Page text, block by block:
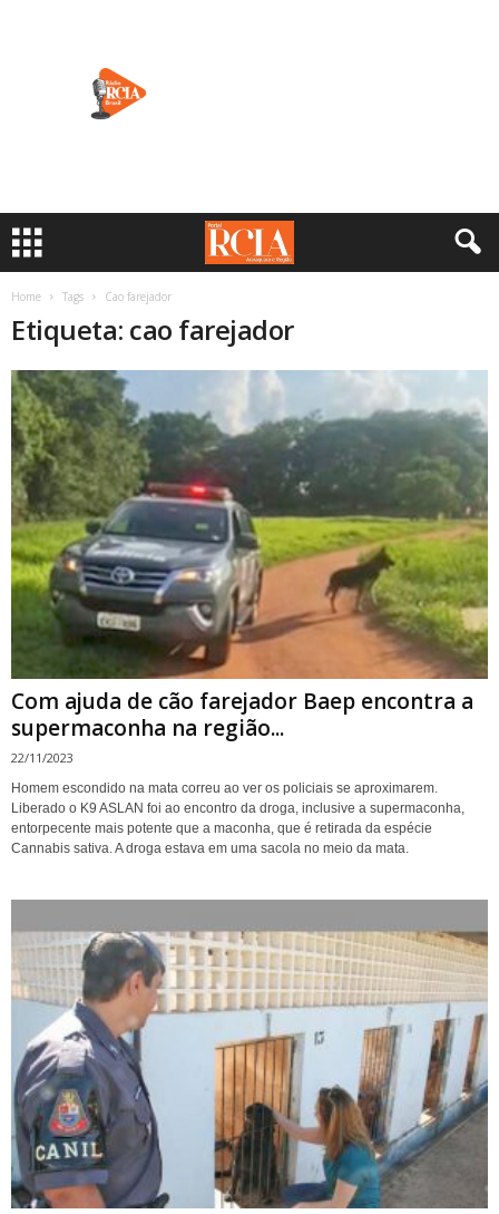
Home Tags Cao farejador
Etiqueta: cao farejador
Com ajuda de cão farejador Baep encontra a
supermaconha na região...
22/11/2023
Homem escondido na mata correu ao ver os policiais se aproximarem.
Liberado o K9 ASLAN foi ao encontro da droga, inclusive a supermaconha,
entorpecente mais potente que a maconha, que é retirada da espécie
Cannabis sativa. A droga estava em uma sacola no meio da mata.